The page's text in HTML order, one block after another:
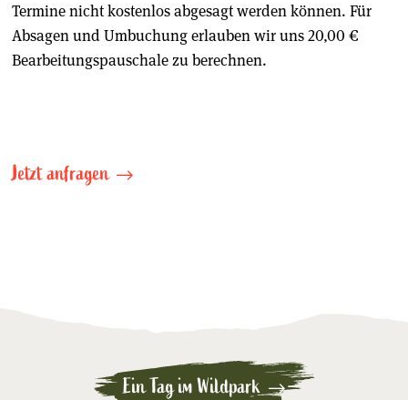
Termine nicht kostenlos abgesagt werden können. Für
Absagen und Umbuchung erlauben wir uns 20,00 €
Bearbeitungspauschale zu berechnen.
Jetzt anfragen
Ein Tag im Wildpark